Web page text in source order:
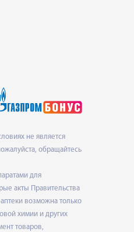
не является
обращайтесь
для
акты Правительства
возможна только
химии и других
товаров,